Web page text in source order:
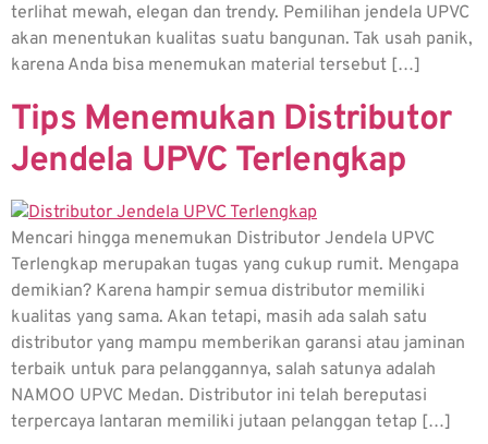
terlihat mewah, elegan dan trendy. Pemilihan jendela UPVC
akan menentukan kualitas suatu bangunan. Tak usah panik,
karena Anda bisa menemukan material tersebut […]
Tips Menemukan Distributor
Jendela UPVC Terlengkap
Mencari hingga menemukan Distributor Jendela UPVC
Terlengkap merupakan tugas yang cukup rumit. Mengapa
demikian? Karena hampir semua distributor memiliki
kualitas yang sama. Akan tetapi, masih ada salah satu
distributor yang mampu memberikan garansi atau jaminan
terbaik untuk para pelanggannya, salah satunya adalah
NAMOO UPVC Medan. Distributor ini telah bereputasi
terpercaya lantaran memiliki jutaan pelanggan tetap […]